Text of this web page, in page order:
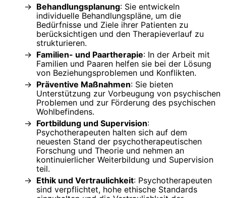
Behandlungsplanung: Sie entwickeln
individuelle Behandlungspläne, um die
Bedürfnisse und Ziele ihrer Patienten zu
berücksichtigen und den Therapieverlauf zu
strukturieren.
Familien- und Paartherapie: In der Arbeit mit
Familien und Paaren helfen sie bei der Lösung
von Beziehungsproblemen und Konflikten.
Präventive Maßnahmen: Sie bieten
Unterstützung zur Vorbeugung von psychischen
Problemen und zur Förderung des psychischen
Wohlbefindens.
Fortbildung und Supervision:
Psychotherapeuten halten sich auf dem
neuesten Stand der psychotherapeutischen
Forschung und Theorie und nehmen an
kontinuierlicher Weiterbildung und Supervision
teil.
Ethik und Vertraulichkeit: Psychotherapeuten
sind verpflichtet, hohe ethische Standards